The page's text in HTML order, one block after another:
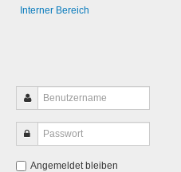
Interner Bereich
Angemeldet bleiben